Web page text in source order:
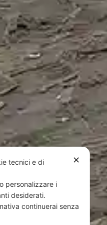
Sicuri
brand Intent di Federico
TE | REA TE-168019 |
federicoandrenacci@pec.it
reCAPTCHA
of Service di Google.
✕
tecnici e di
personalizzare i
desiderati.
continuerai senza